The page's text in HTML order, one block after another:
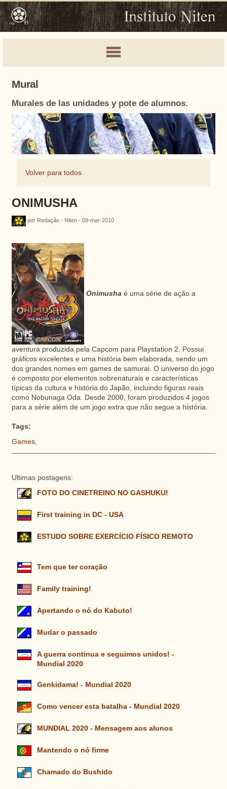
Mural
Murales de las unidades y pote de alumnos.
Volver para todos
ONIMUSHA
por Redação - Niten - 09-mar-2010
Onimusha é uma série de ação a
aventura produzida pela Capcom para Playstation 2. Possui
gráficos excelentes e uma história bem elaborada, sendo um
dos grandes nomes em games de samurai. O universo do jogo
é composto por elementos sobrenaturais e características
típicas da cultura e história do Japão, incluindo figuras reais
como Nobunaga Oda. Desde 2000, foram produzidos 4 jogos
para a série além de um jogo extra que não segue a história.
Tags:
Games,
Ultimas postagens:
FOTO DO CINETREINO NO GASHUKU!
First training in DC - USA
ESTUDO SOBRE EXERCÍCIO FÍSICO REMOTO
Tem que ter coração
Family training!
Apertando o nó do Kabuto!
Mudar o passado
A guerra continua e seguimos unidos! -
Mundial 2020
Genkidama! - Mundial 2020
Como vencer esta batalha - Mundial 2020
MUNDIAL 2020 - Mensagem aos alunos
Mantendo o nó firme
Chamado do Bushido